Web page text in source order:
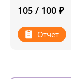
105 / 100 ₽
Отчет